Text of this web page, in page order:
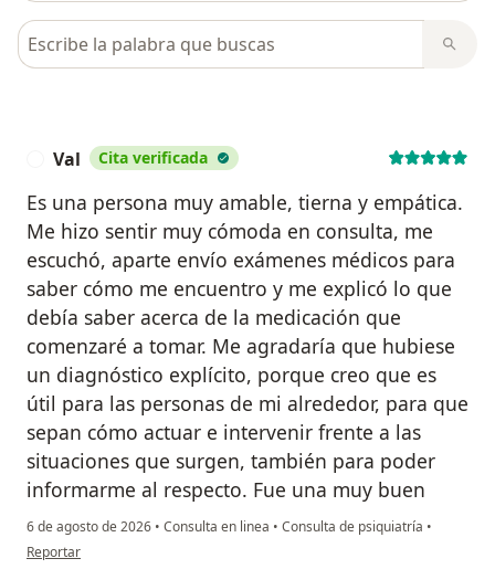
Busca en opiniones
Val Cita verificada
Es una persona muy amable, tierna y empática.
Me hizo sentir muy cómoda en consulta, me
escuchó, aparte envío exámenes médicos para
saber cómo me encuentro y me explicó lo que
debía saber acerca de la medicación que
comenzaré a tomar. Me agradaría que hubiese
un diagnóstico explícito, porque creo que es
útil para las personas de mi alrededor, para que
sepan cómo actuar e intervenir frente a las
situaciones que surgen, también para poder
informarme al respecto. Fue una muy buen
6 de agosto de 2026 • Consulta en linea • Consulta de psiquiatría •
en opinión del usuario Val
Reportar